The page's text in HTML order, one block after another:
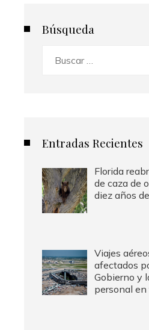
Búsqueda
Entradas Recientes
Florida
de caza de
diez años
Viajes
afectados
Gobierno y
personal